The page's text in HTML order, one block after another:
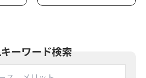
キーワード検索